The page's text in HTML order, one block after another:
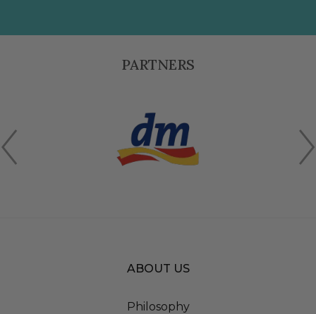
PARTNERS
ABOUT US
Philosophy